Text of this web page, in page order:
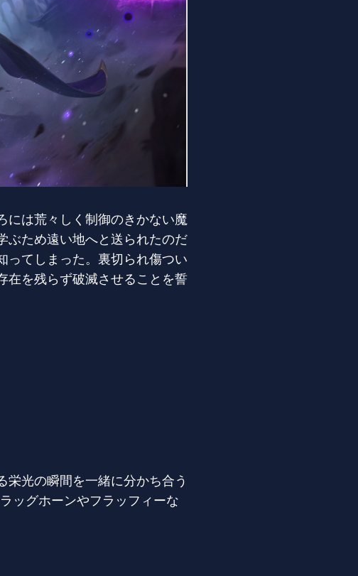
には荒々しく制御のきかない魔
ぶため遠い地へと送られたのだ
ってしまった。裏切られ傷つい
在を残らず破滅させることを誓
栄光の瞬間を一緒に分かち合う
ッグホーンやフラッフィーな